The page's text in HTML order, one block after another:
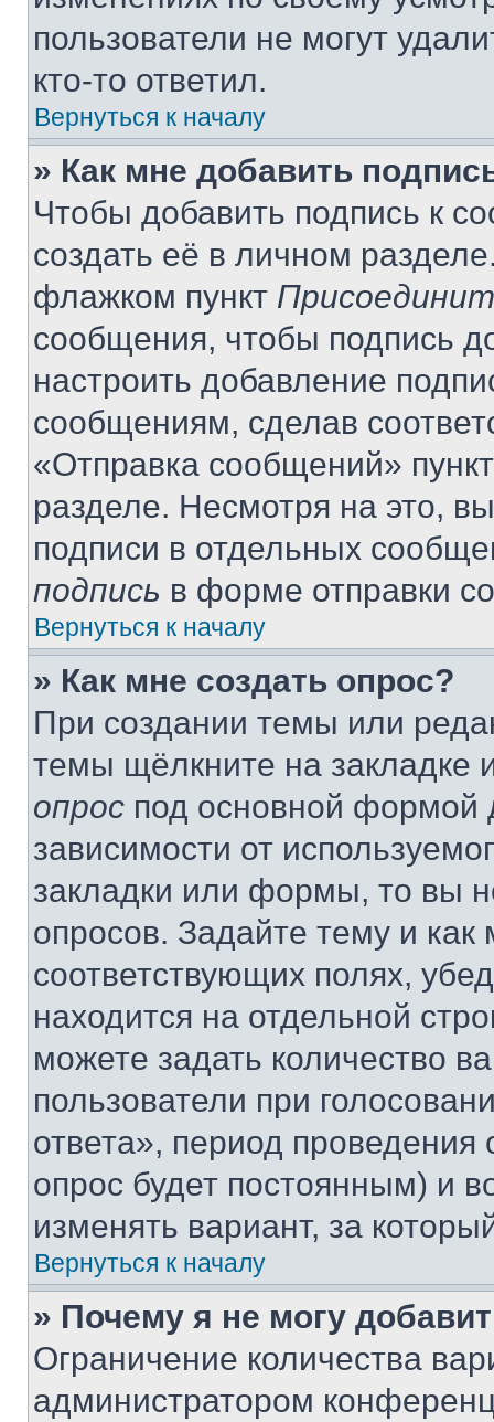
пользователи не могут
кто-то ответил.
Вернуться к началу
» Как мне добавить
Чтобы добавить подпись к
создать её в личном
флажком пункт
сообщения, чтобы подпись
настроить добавление
сообщениям, сделав
«Отправка сообщений»
разделе. Несмотря на это,
подписи в отдельных
подпись в форме отправки
Вернуться к началу
» Как мне создать опрос?
При создании темы или
темы щёлкните на
опрос под основной формой
зависимости от
закладки или формы, то вы
опросов. Задайте тему и
соответствующих полях,
находится на отдельной
можете задать количество
пользователи при
ответа», период проведения
опрос будет постоянным) и
изменять вариант, за
Вернуться к началу
» Почему я не могу
Ограничение количества
администратором